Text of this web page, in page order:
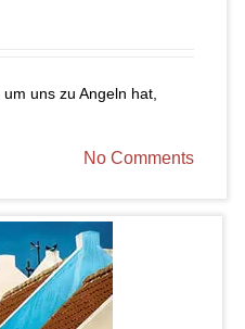
uns zu Angeln hat,
No Comments